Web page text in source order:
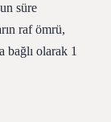
süre
raf ömrü,
bağlı olarak 1